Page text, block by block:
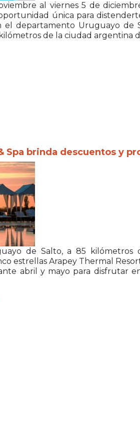
al viernes 5 de
única para
el departamento Uruguayo de
de la ciudad argentina
Spa brinda descuentos y
de Salto, a 85 kilómetros
estrellas Arapey Thermal
abril y mayo para disfrutar